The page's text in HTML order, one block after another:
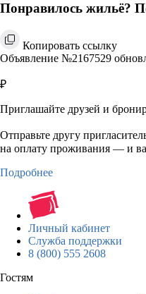
Понравилось жильё?
Копировать ссылку
Объявление №2167529
₽
Приглашайте друзей и
Отправьте другу
на оплату проживания — и
Подробнее
Личный кабинет
Служба поддержки
8 (800) 555 2608
Гостям